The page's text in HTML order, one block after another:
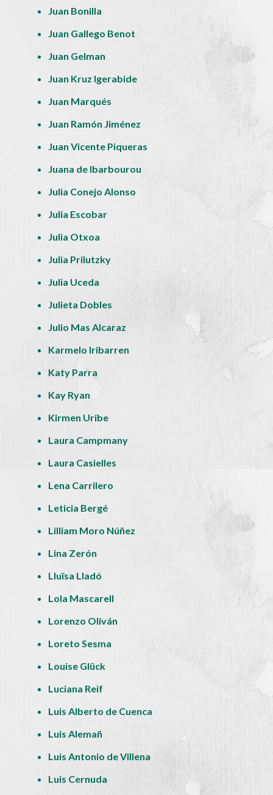
Juan Bonilla
Juan Gallego Benot
Juan Gelman
Juan Kruz Igerabide
Juan Marqués
Juan Ramón Jiménez
Juan Vicente Piqueras
Juana de Ibarbourou
Julia Conejo Alonso
Julia Escobar
Julia Otxoa
Julia Prilutzky
Julia Uceda
Julieta Dobles
Julio Mas Alcaraz
Karmelo Iribarren
Katy Parra
Kay Ryan
Kirmen Uribe
Laura Campmany
Laura Casielles
Lena Carrilero
Leticia Bergé
Lilliam Moro Núñez
Lina Zerón
Lluïsa Lladó
Lola Mascarell
Lorenzo Oliván
Loreto Sesma
Louise Glück
Luciana Reif
Luis Alberto de Cuenca
Luis Alemañ
Luis Antonio de Villena
Luis Cernuda